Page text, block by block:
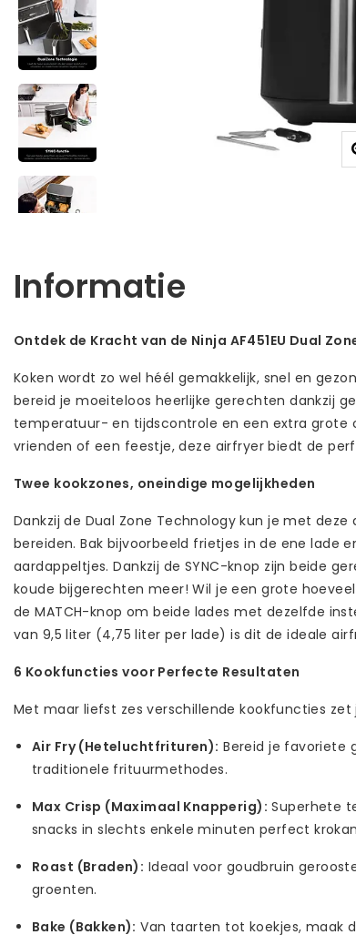
Informatie
Ontdek de Kracht van de Ninja AF451EU Dual
Koken wordt zo wel héél gemakkelijk, snel en
bereid je moeiteloos heerlijke gerechten dankzij
temperatuur- en tijdscontrole en een extra grote
vrienden of een feestje, deze airfryer biedt de
Twee kookzones, oneindige mogelijkheden
Dankzij de Dual Zone Technology kun je met
bereiden. Bak bijvoorbeeld frietjes in de ene lade
aardappeltjes. Dankzij de SYNC-knop zijn beide
koude bijgerechten meer! Wil je een grote
de MATCH-knop om beide lades met dezelfde
van 9,5 liter (4,75 liter per lade) is dit de ideale
6 Kookfuncties voor Perfecte Resultaten
Met maar liefst zes verschillende kookfuncties
Air Fry (Heteluchtfrituren): Bereid je favoriete
traditionele frituurmethodes.
Max Crisp (Maximaal Knapperig): Superhete
snacks in slechts enkele minuten perfect
Roast (Braden): Ideaal voor goudbruin
groenten.
Bake (Bakken): Van taarten tot koekjes, maak